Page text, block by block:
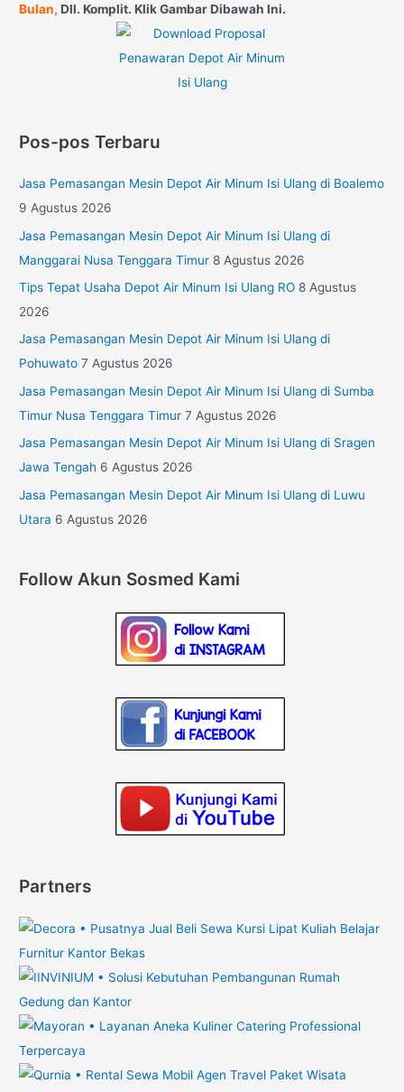
Bulan, Dll. Komplit. Klik Gambar Dibawah Ini.
Pos-pos Terbaru
Jasa Pemasangan Mesin Depot Air Minum Isi Ulang di Boalemo
9 Agustus 2026
Jasa Pemasangan Mesin Depot Air Minum Isi Ulang di
Manggarai Nusa Tenggara Timur 8 Agustus 2026
Tips Tepat Usaha Depot Air Minum Isi Ulang RO 8 Agustus
2026
Jasa Pemasangan Mesin Depot Air Minum Isi Ulang di
Pohuwato 7 Agustus 2026
Jasa Pemasangan Mesin Depot Air Minum Isi Ulang di Sumba
Timur Nusa Tenggara Timur 7 Agustus 2026
Jasa Pemasangan Mesin Depot Air Minum Isi Ulang di Sragen
Jawa Tengah 6 Agustus 2026
Jasa Pemasangan Mesin Depot Air Minum Isi Ulang di Luwu
Utara 6 Agustus 2026
Follow Akun Sosmed Kami
Partners